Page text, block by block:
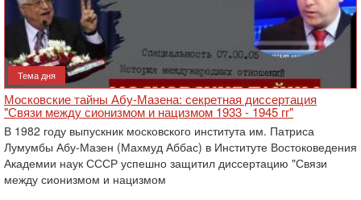
Тема дня
Московские тайны Абу-Мазена: секретная диссертация
"Связи между сионизмом и нацизмом 1933 - 1945 гг"
В 1982 году выпускник московского института им. Патриса
Лумумбы Абу-Мазен (Махмуд Аббас) в Институте Востоковедения
Академии наук СССР успешно защитил диссертацию "Связи
между сионизмом и нацизмом